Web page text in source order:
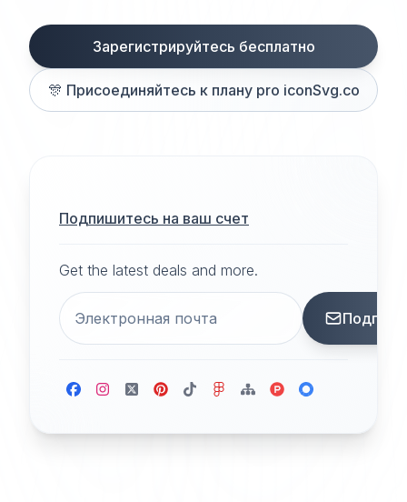
Зарегистрируйтесь бесплатно
🎊 Присоединяйтесь к плану pro iconSvg.co
Подпишитесь на ваш счет
Get the latest deals and more.